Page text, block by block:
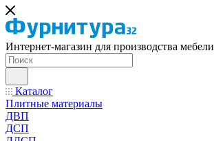
Интернет-магазин для производства мебели
Каталог
Плитные материалы
ДВП
ДСП